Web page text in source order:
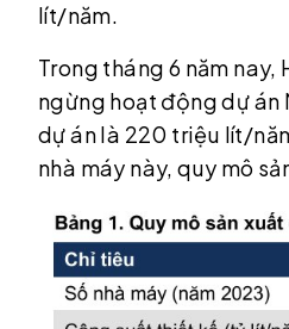
lít/năm.
Trong tháng 6 năm
ngừng hoạt động dự án
dự án là 220 triệu lít/
nhà máy này, quy mô